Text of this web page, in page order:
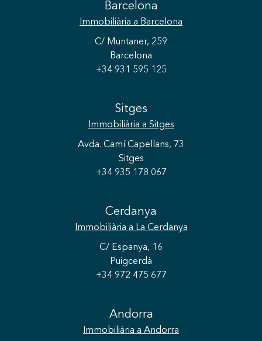
Barcelona
Immobiliària a Barcelona
C/ Muntaner, 259
Barcelona
+34 931 595 125
Sitges
Immobiliària a Sitges
Avda. Camí Capellans, 73
Sitges
+34 935 178 067
Cerdanya
Immobiliària a La Cerdanya
C/ Espanya, 16
Puigcerdà
+34 972 475 677
Andorra
Immobiliària a Andorra
Guardar configuració Acceptar totes